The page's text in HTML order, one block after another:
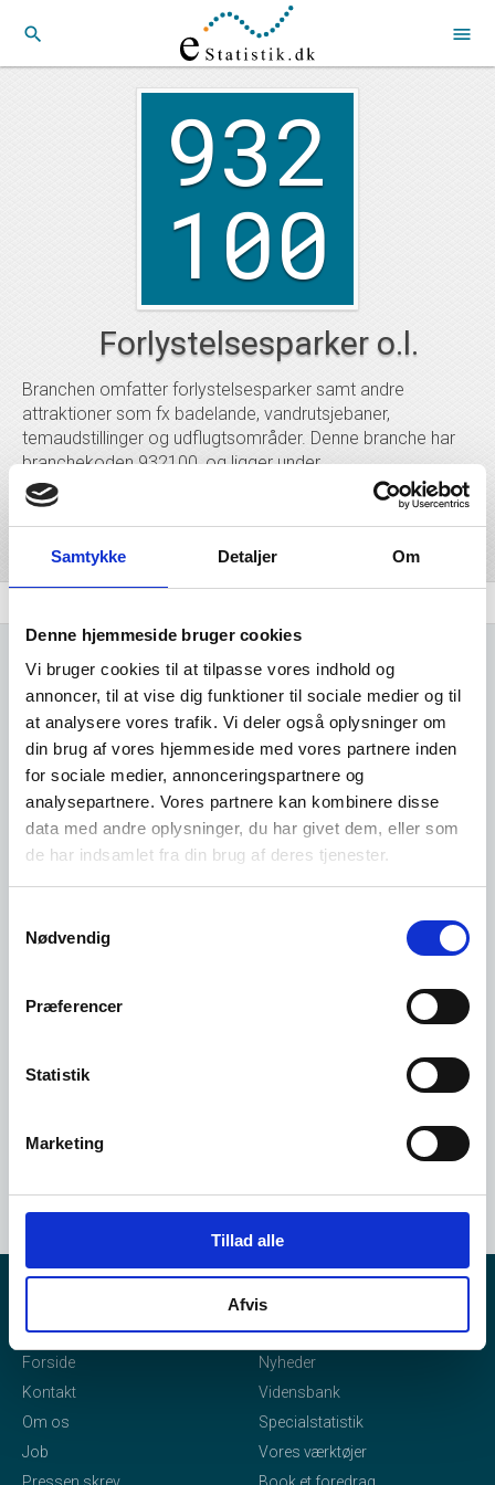
Samtykke Detaljer Om
Denne hjemmeside bruger cookies
Vi bruger cookies til at tilpasse vores indhold og
annoncer, til at vise dig funktioner til sociale medier og til
at analysere vores trafik. Vi deler også oplysninger om
din brug af vores hjemmeside med vores partnere inden
for sociale medier, annonceringspartnere og
analysepartnere. Vores partnere kan kombinere disse
data med andre oplysninger, du har givet dem, eller som
de har indsamlet fra din brug af deres tjenester.
Nødvendig
Præferencer
Statistik
Marketing
Tillad alle
Afvis
search menu
932
100
Forlystelsesparker o.l.
Branchen omfatter forlystelsesparker samt andre
attraktioner som fx badelande, vandrutsjebaner,
temaudstillinger og udflugtsområder. Denne branche har
branchekoden 932100, og ligger under
branchegrupperingen kultur og fritid .
Kun adgang for
brugere
bruger i vores system.
Opret dig her
Forside
Kontakt
Om os
Job
Nyheder
Vidensbank
Specialstatistik
Vores værktøjer